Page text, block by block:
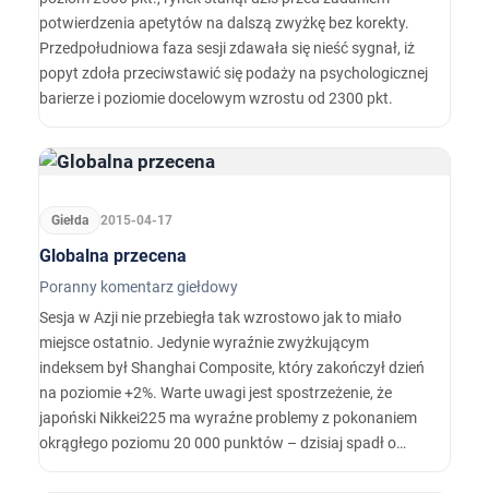
potwierdzenia apetytów na dalszą zwyżkę bez korekty.
Przedpołudniowa faza sesji zdawała się nieść sygnał, iż
popyt zdoła przeciwstawić się podaży na psychologicznej
barierze i poziomie docelowym wzrostu od 2300 pkt.
Giełda 2015-04-17
Globalna przecena
Poranny komentarz giełdowy
Sesja w Azji nie przebiegła tak wzrostowo jak to miało
miejsce ostatnio. Jedynie wyraźnie zwyżkującym
indeksem był Shanghai Composite, który zakończył dzień
na poziomie +2%. Warte uwagi jest spostrzeżenie, że
japoński Nikkei225 ma wyraźne problemy z pokonaniem
okrągłego poziomu 20 000 punktów – dzisiaj spadł o